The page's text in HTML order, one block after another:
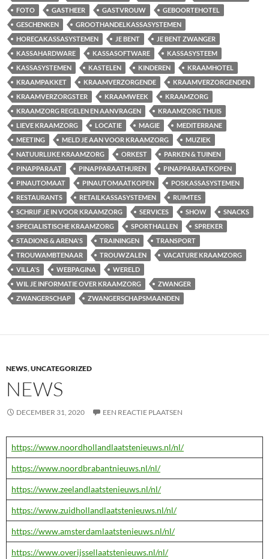
FOTO
GASTHEER GASTVROUW
GEBOORTEHOTEL
GESCHENKEN
GROOTHANDELKASSASYSTEMEN
HORECAKASSASYSTEMEN
JE BENT
JE BENT ZWANGER
KASSAHARDWARE
KASSASOFTWARE
KASSASYSTEEM
KASSASYSTEMEN
KASTELEN KINDEREN
KRAAMHOTEL
KRAAMPAKKET
KRAAMVERZORGENDE
KRAAMVERZORGENDEN
KRAAMVERZORGSTER
KRAAMWEEK
KRAAMZORG
KRAAMZORG REGELEN EN AANVRAGEN
KRAAMZORG THUIS
LIEVE KRAAMZORG
LOCATIE MAGIE
MEDITERRANE
MEETING
MELD JE AAN VOOR KRAAMZORG
MUZIEK
NATUURLIJKE KRAAMZORG
ORKEST
PARKEN & TUINEN
PINAPPARAAT
PINAPPARAATHUREN
PINAPPARAATKOPEN
PINAUTOMAAT
PINAUTOMAATKOPEN
POSKASSASYSTEMEN
RESTAURANTS
RETAILKASSASYSTEMEN
RUIMTES
SCHRIJF JE IN VOOR KRAAMZORG
SERVICES SHOW
SNACKS
SPECIALISTISCHE KRAAMZORG
SPORTHALLEN
SPREKER
STADIONS & ARENA'S
TRAININGEN
TRANSPORT
TROUWAMBTENAAR
TROUWZALEN
VACATURE KRAAMZORG
VILLA'S
WEBPAGINA
WERELD
WIL JE INFORMATIE OVER KRAAMZORG
ZWANGER
ZWANGERSCHAP
ZWANGERSCHAPSMAANDEN
NEWS,UNCATEGORIZED
NEWS
DECEMBER 31, 2020 EEN REACTIE PLAATSEN
https://www.noordhollandlaatstenieuws.nl/nl/
https://www.noordbrabantnieuws.nl/nl/
https://www.zeelandlaatstenieuws.nl/nl/
https://www.zuidhollandlaatstenieuws.nl/nl/
https://www.amsterdamlaatstenieuws.nl/nl/
https://www.overijssellaatstenieuws.nl/nl/